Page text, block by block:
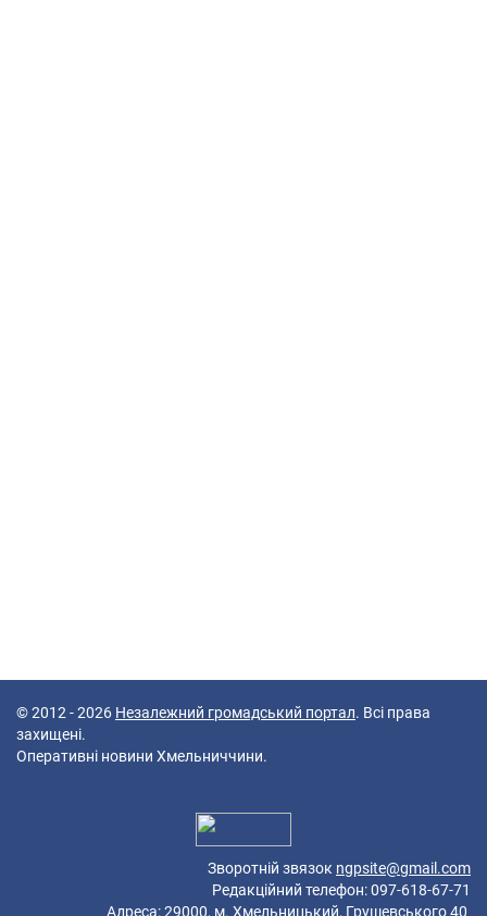
© 2012 - 2026 Незалежний громадський портал. Всі права
захищені.
Оперативні новини Хмельниччини.
Зворотній звязок ngpsite@gmail.com
Редакційний телефон: 097-618-67-71
Адреса: 29000, м. Хмельницький, Грушевського 40